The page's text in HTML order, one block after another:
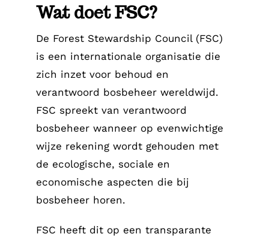
Wat doet FSC?
De Forest Stewardship Council (FSC)
is een internationale organisatie die
zich inzet voor behoud en
verantwoord bosbeheer wereldwijd.
FSC spreekt van verantwoord
bosbeheer wanneer op evenwichtige
wijze rekening wordt gehouden met
de ecologische, sociale en
economische aspecten die bij
bosbeheer horen.
FSC heeft dit op een transparante